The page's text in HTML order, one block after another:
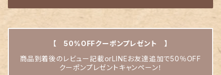
【 50%OFFクーポンプレゼント 】
商品到着後のレビュー記載orLINEお友達追加で50％OFF
クーポンプレゼントキャンペーン！